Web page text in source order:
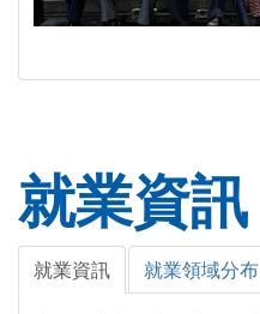
就業資訊
就業資訊 就業領域分布